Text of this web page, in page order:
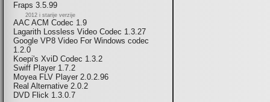
Fraps 3.5.99
2012 i starije verzije
AAC ACM Codec 1.9
Lagarith Lossless Video Codec 1.3.27
Google VP8 Video For Windows codec
1.2.0
Koepi's XviD Codec 1.3.2
Swiff Player 1.7.2
Moyea FLV Player 2.0.2.96
Real Alternative 2.0.2
DVD Flick 1.3.0.7